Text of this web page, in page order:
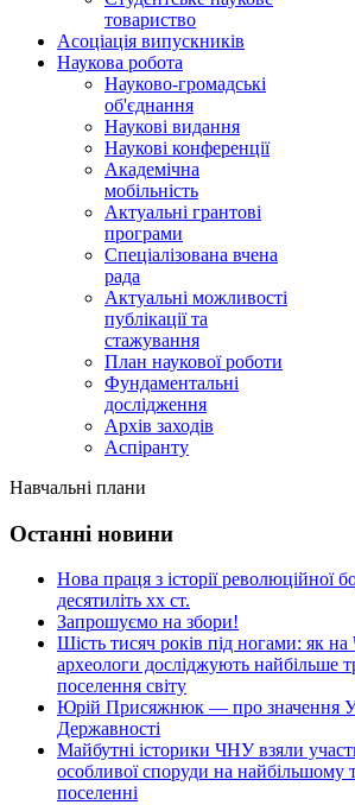
товариство
Асоціація випускників
Наукова робота
Науково-громадські
об'єднання
Наукові видання
Наукові конференції
Академічна
мобільність
Актуальні грантові
програми
Спеціалізована вчена
рада
Актуальні можливості
публікації та
стажування
План наукової роботи
Фундаментальні
дослідження
Архів заходів
Аспіранту
Навчальні плани
Останні новини
Нова праця з історії революційної
десятиліть хх ст.
Запрошуємо на збори!
Шість тисяч років під ногами: як
археологи досліджують найбільше
поселення світу
Юрій Присяжнюк — про значення
Державності
Майбутні історики ЧНУ взяли
особливої споруди на найбільшому
поселенні